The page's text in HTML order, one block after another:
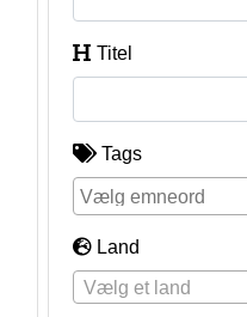
Titel
Tags
Land
Vælg et land